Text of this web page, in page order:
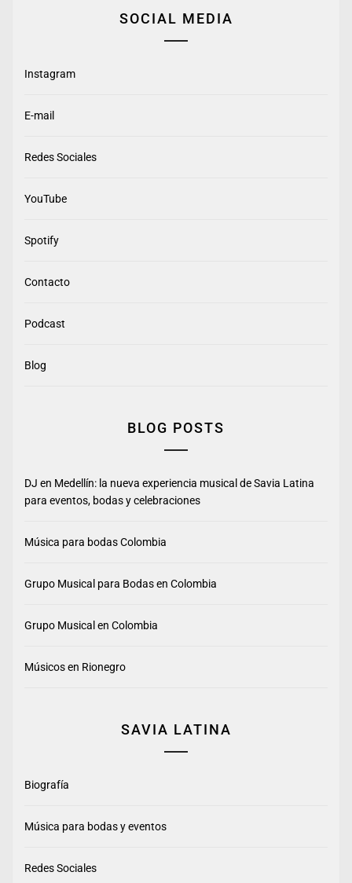
SOCIAL MEDIA
Instagram
E-mail
Redes Sociales
YouTube
Spotify
Contacto
Podcast
Blog
BLOG POSTS
DJ en Medellín: la nueva experiencia musical de Savia Latina
para eventos, bodas y celebraciones
Música para bodas Colombia
Grupo Musical para Bodas en Colombia
Grupo Musical en Colombia
Músicos en Rionegro
SAVIA LATINA
Biografía
Música para bodas y eventos
Redes Sociales